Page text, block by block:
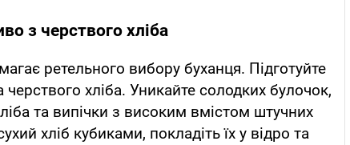
з черствого хліба
ретельного вибору буханця. Підготуйте
хліба. Уникайте солодких булочок,
та випічки з високим вмістом штучних
хліб кубиками, покладіть їх у відро та